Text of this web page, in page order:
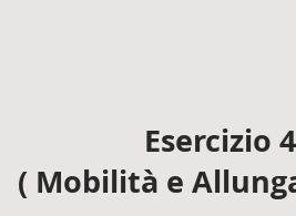
Esercizio 4
( Mobilità e